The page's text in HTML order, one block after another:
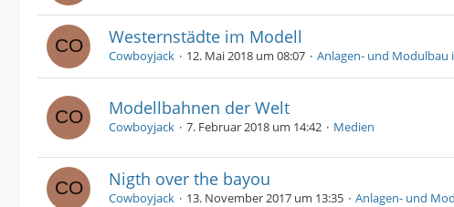
Westernstädte im Modell
Cowboyjack 12. Mai 2018 um 08:07 Anlagen- und Modulbau
Modellbahnen der Welt
Cowboyjack 7. Februar 2018 um 14:42 Medien
Nigth over the bayou
Cowboyjack 13. November 2017 um 13:35 Anlagen- und